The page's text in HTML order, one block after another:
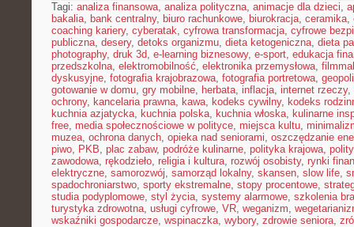
Tagi: analiza finansowa, analiza polityczna, animacje dla dzieci,
bakalia, bank centralny, biuro rachunkowe, biurokracja, ceramika,
coaching kariery, cyberatak, cyfrowa transformacja, cyfrowe
publiczna, desery, detoks organizmu, dieta ketogeniczna, dieta
photography, druk 3d, e-learning biznesowy, e-sport, edukacja
przedszkolna, elektromobilność, elektronika przemysłowa,
dyskusyjne, fotografia krajobrazowa, fotografia portretowa,
gotowanie w domu, gry mobilne, herbata, inflacja, internet rzeczy,
ochrony, kancelaria prawna, kawa, kodeks cywilny, kodeks
kuchnia azjatycka, kuchnia polska, kuchnia włoska, kulinarne
free, media społecznościowe w polityce, miejsca kultu,
muzea, ochrona danych, opieka nad seniorami, oszczędzanie
piwo, PKB, plac zabaw, podróże kulinarne, polityka krajowa,
zawodowa, rękodzieło, religia i kultura, rozwój osobisty, rynki
elektryczne, samorozwój, samorząd lokalny, skansen, slow life,
spadochroniarstwo, sporty ekstremalne, stopy procentowe,
studia podyplomowe, styl życia, systemy alarmowe, szkolenia
turystyka zdrowotna, usługi cyfrowe, VR, weganizm,
wskaźniki gospodarcze, wspinaczka, wybory, zdrowie seniora,